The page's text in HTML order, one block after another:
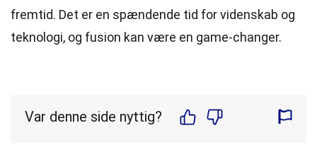
fremtid. Det er en spændende tid for videnskab og
teknologi, og fusion kan være en game-changer.
Var denne side nyttig?